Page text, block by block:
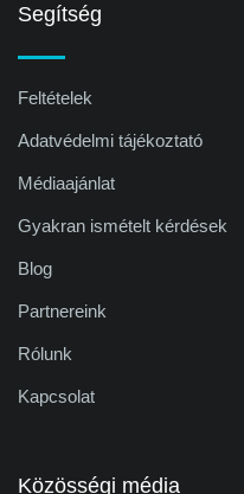
Segítség
Feltételek
Adatvédelmi tájékoztató
Médiaajánlat
Gyakran ismételt kérdések
Blog
Partnereink
Rólunk
Kapcsolat
Közösségi média